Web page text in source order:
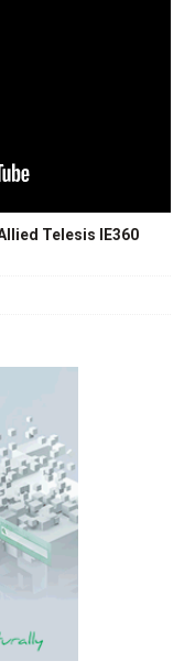
Telesis IE360